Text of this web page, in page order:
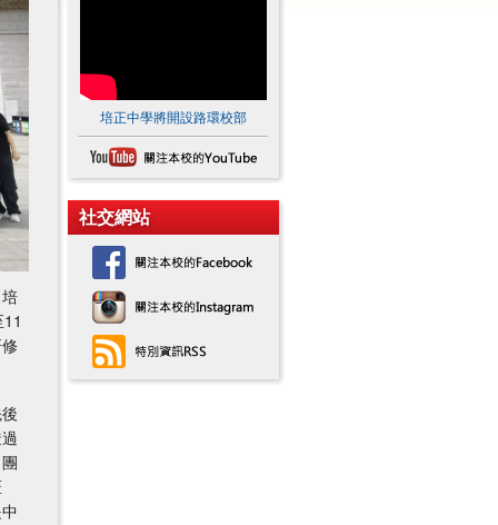
培正中學將開設路環校部
社交網站